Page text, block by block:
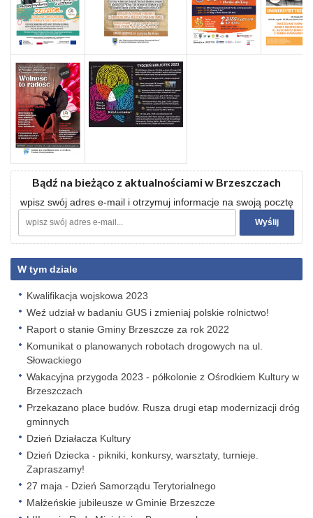
Bądź na bieżąco z aktualnościami w Brzeszczach
wpisz swój adres e-mail i otrzymuj informacje na swoją pocztę
W tym dziale
Kwalifikacja wojskowa 2023
Weź udział w badaniu GUS i zmieniaj polskie rolnictwo!
Raport o stanie Gminy Brzeszcze za rok 2022
Komunikat o planowanych robotach drogowych na ul.
Słowackiego
Wakacyjna przygoda 2023 - półkolonie z Ośrodkiem Kultury w
Brzeszczach
Przekazano place budów. Rusza drugi etap modernizacji dróg
gminnych
Dzień Działacza Kultury
Dzień Dziecka - pikniki, konkursy, warsztaty, turnieje.
Zapraszamy!
27 maja - Dzień Samorządu Terytorialnego
Małżeńskie jubileusze w Gminie Brzeszcze